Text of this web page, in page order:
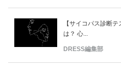
【サイコパス診断
は？ 心...
DRESS編集部